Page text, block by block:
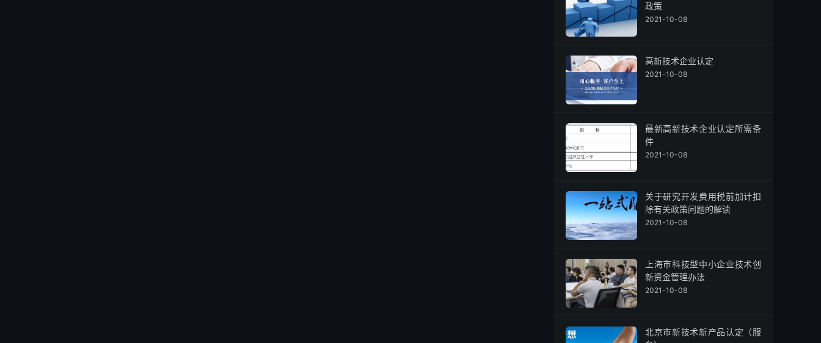
政策
2021-10-08
高新技术企业认定
2021-10-08
最新高新技术企业认定所需条
件
2021-10-08
关于研究开发费用税前加计扣
除有关政策问题的解读
2021-10-08
上海市科技型中小企业技术创
新资金管理办法
2021-10-08
北京市新技术新产品认定（服